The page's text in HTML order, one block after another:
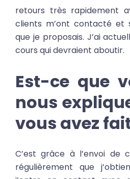
retours très rapidement
clients m’ont contacté et
que je proposais. J’ai
cours qui devraient aboutir.
Est-ce que
nous
vous avez
C’est grâce à l’envoi de
régulièrement que